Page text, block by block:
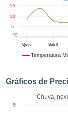
e
forma
digital
Temperatura
Qui 6 Sáb8
5
10
15
°C
Gráficos de
Chuva,
5